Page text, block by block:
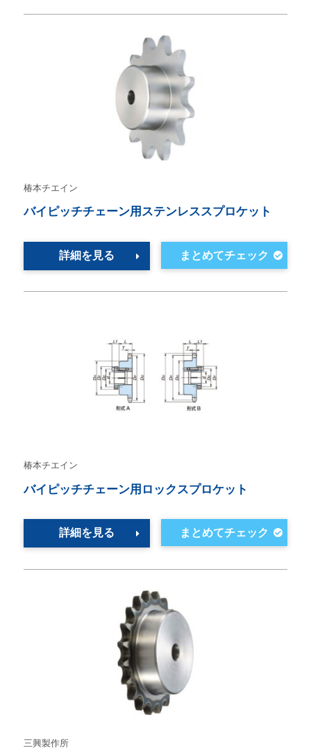
椿本チエイン
バイピッチチェーン用ステンレススプロケット
詳細を見る
椿本チエイン
バイピッチチェーン用ロックスプロケット
詳細を見る
三興製作所